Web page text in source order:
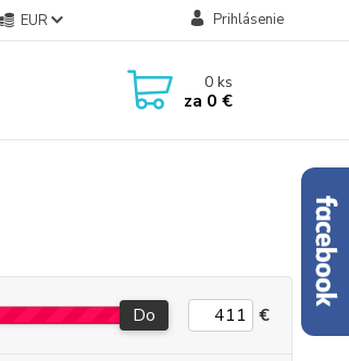
EUR Prihlásenie
0ks
za 0 €
Do €